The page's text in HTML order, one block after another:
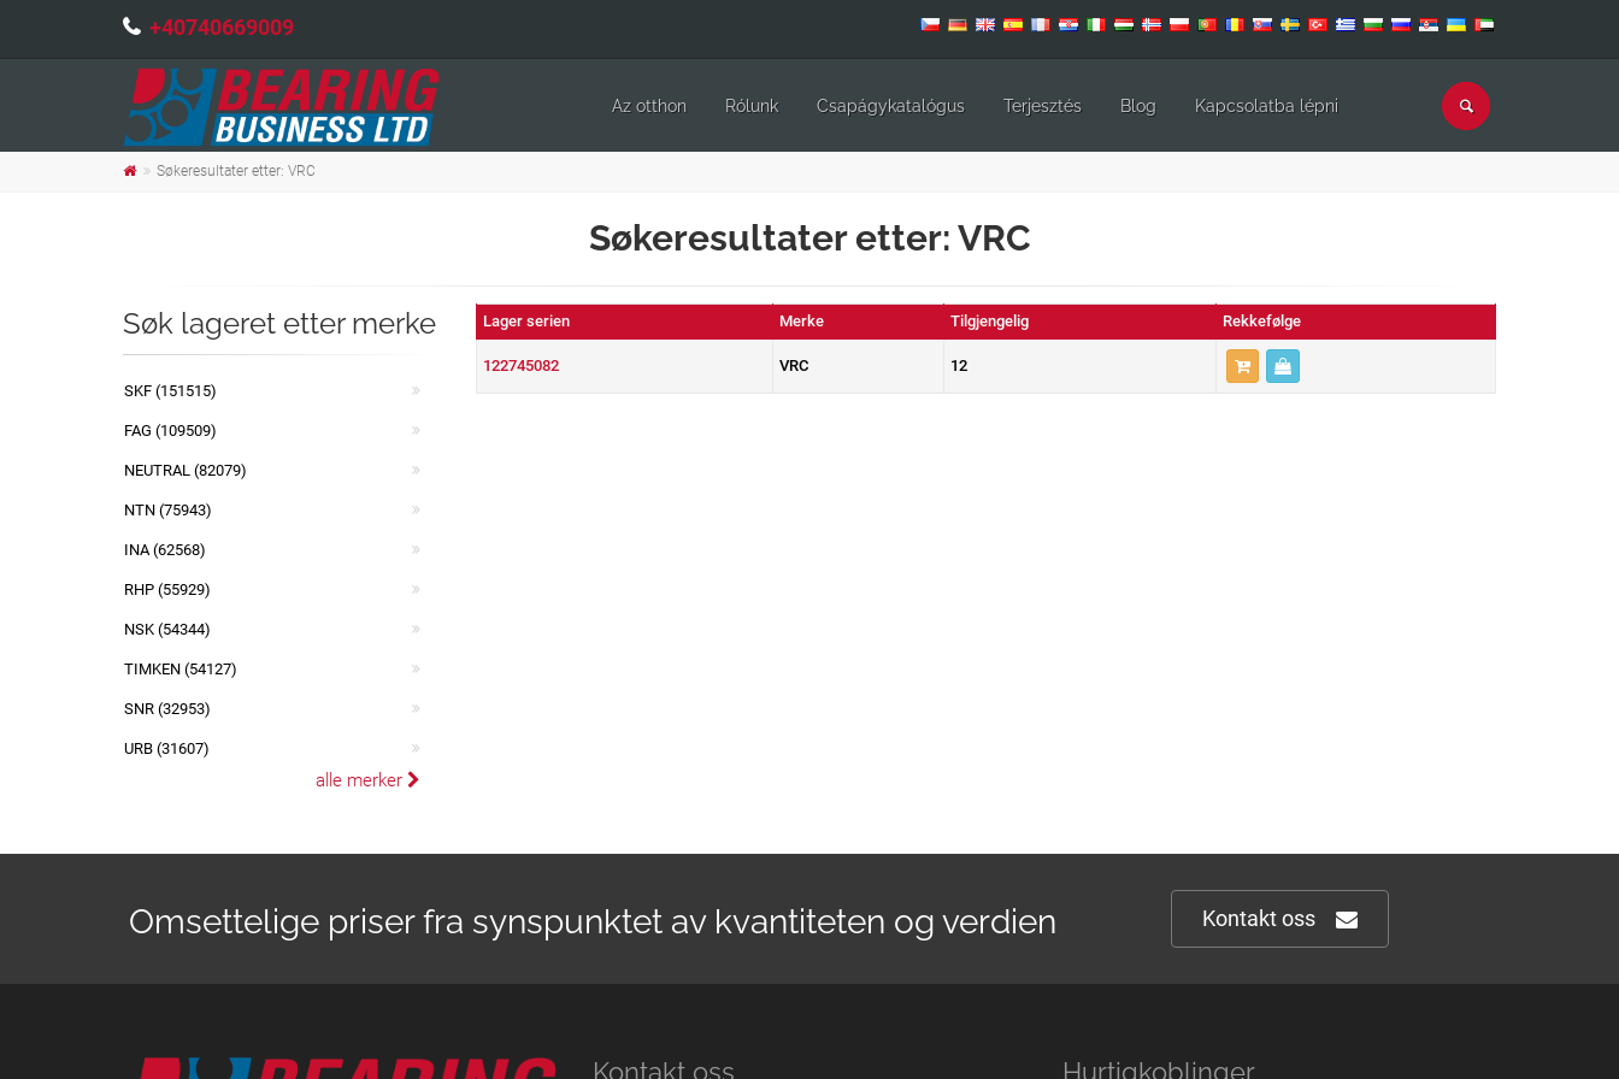
+40740669009
Az otthon Rólunk Csapágykatalógus Terjesztés Blog Kapcsolatba lépni
Søkeresultater etter: VRC
Søkeresultater etter: VRC
Lager serien Merke Tilgjengelig Rekkefølge
122745082 VRC 12
Søk lageret etter merke
SKF (151515)
FAG (109509)
NEUTRAL (82079)
NTN (75943)
INA (62568)
RHP (55929)
NSK (54344)
TIMKEN (54127)
SNR (32953)
URB (31607)
alle merker
Omsettelige priser fra synspunktet av kvantiteten og verdien Kontakt oss
Kontakt oss Hurtigkoblinger